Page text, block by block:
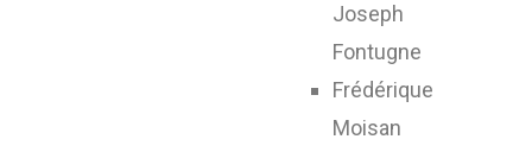
Joseph
Fontugne
Frédérique
Moisan